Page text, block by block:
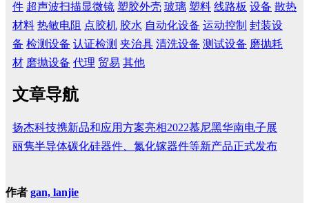
件 超声波扫描显微镜 塑胶外壳 玻璃 塑料 线路板 设备 散热
材料 热敏电阻 点胶机 胶水 自动化设备 运动控制 封装设
备 检测设备 认证检测 夹治具 清洗设备 测试设备 磨抛耗
材 磨抛设备 代理 贸易 其他
文章导航
扬杰科技携新品和应用方案亮相2022慕尼黑华南电子展
丽隽半导体碳化硅器件、氮化镓器件等新产品正式发布
作者 gan, lanjie